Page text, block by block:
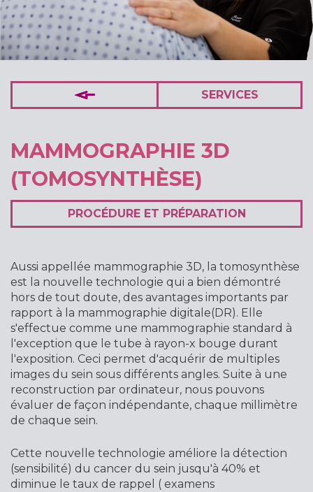
SERVICES
MAMMOGRAPHIE 3D
(TOMOSYNTHÈSE)
PROCÉDURE ET PRÉPARATION
Aussi appellée mammographie 3D, la tomosynthèse
est la nouvelle technologie qui a bien démontré
hors de tout doute, des avantages importants par
rapport à la mammographie digitale(DR). Elle
s'effectue comme une mammographie standard à
l'exception que le tube à rayon-x bouge durant
l'exposition. Ceci permet d'acquérir de multiples
images du sein sous différents angles. Suite à une
reconstruction par ordinateur, nous pouvons
évaluer de façon indépendante, chaque millimètre
de chaque sein.
Cette nouvelle technologie améliore la détection
(sensibilité) du cancer du sein jusqu'à 40% et
diminue le taux de rappel ( examens